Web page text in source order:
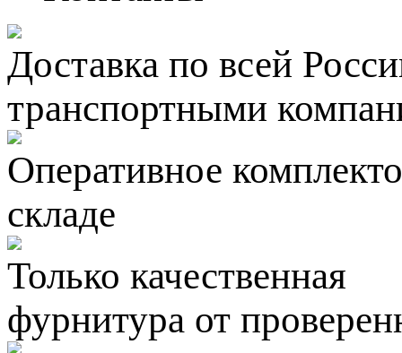
Доставка по всей
транспортными
Оперативное
складе
Только качественная
фурнитура от